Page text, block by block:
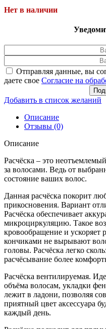
Нет в наличии
Отправляя данные, вы
даете свое Согласие на
Добавить в список желаний
Описание
Отзывы (0)
Описание
Расчёска – это
за волосами. Ведь от
состояние ваших волос.
Данная расчёска покорит
прикосновения. Вариант
Расчёска обеспечивает
микроциркуляцию. Такое
кровообращение и ускоряет
кончиками не вырывают
головы. Расчёска легко
расчёсывание более
Расчёска вентилируемая.
объёма волосам, укладки
лежит в ладони, позволяя
приятный цвет аксессуара
каждый день.